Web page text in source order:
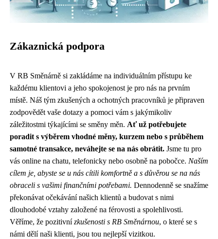
Zákaznická podpora
V RB Směnárně si zakládáme na individuálním přístupu ke
každému klientovi a jeho spokojenost je pro nás na prvním
místě. Náš tým zkušených a ochotných pracovníků je připraven
zodpovědět vaše dotazy a pomoci vám s jakýmikoliv
záležitostmi týkajícími se směny měn. Ať už potřebujete
poradit s výběrem vhodné měny, kurzem nebo s průběhem
samotné transakce, neváhejte se na nás obrátit. Jsme tu pro
vás online na chatu, telefonicky nebo osobně na pobočce. Naším
cílem je, abyste se u nás cítili komfortně a s důvěrou se na nás
obraceli s vašimi finančními potřebami. Dennodenně se snažíme
překonávat očekávání našich klientů a budovat s nimi
dlouhodobé vztahy založené na férovosti a spolehlivosti.
Věříme, že pozitivnízkušenosti s RB Směnárnou, o které se s
námi dělí naši klienti, jsou tou nejlepší vizitkou.